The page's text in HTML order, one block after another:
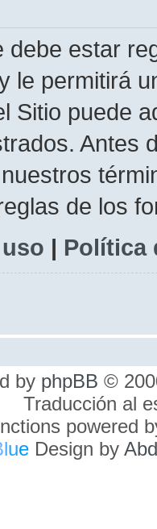
debe estar
le permitirá
Sitio puede
Antes
de los
| Política
by phpBB ©
Traducción al
powered
lueDesign by